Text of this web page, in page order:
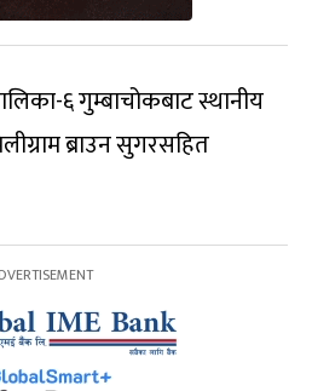
६ गुम्बाचोकबाट स्थानीय
ब्राउन सुगरसहित